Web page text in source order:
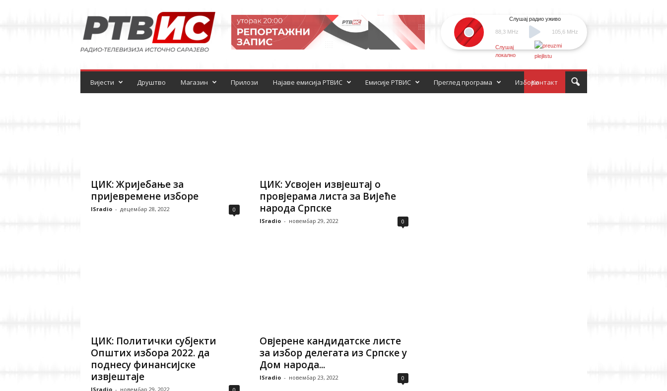
и
о
т
л
88,3 MHz
Слушај радио уживо
105,6 MHz
Слушај
локално
Вијести Друштво Магазин Прилози Најаве емисија РТВИС Емисије РТВИС Контакт
Преглед програма Избори
ЦИК: Жријебање за
пријевремене изборе
ISradio - децембар 28, 2022 0
ЦИК: Усвојен извјештај о
провјерама листа за Вијеће
народа Српске
ISradio - новембар 29, 2022 0
ЦИК: Политички субјекти
Општих избора 2022. да
поднесу финансијске
извјештаје
ISradio - новембар 29, 2022
Овјерене кандидатске листе
за избор делегата из Српске у
Дом народа...
ISradio - новембар 23, 2022 0